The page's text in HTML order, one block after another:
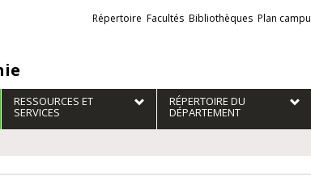
Liens
externes
Répertoire Facultés Bibliothèques Plan
RESSOURCES ET
SERVICES
RÉPERTOIRE DU
DÉPARTEMENT